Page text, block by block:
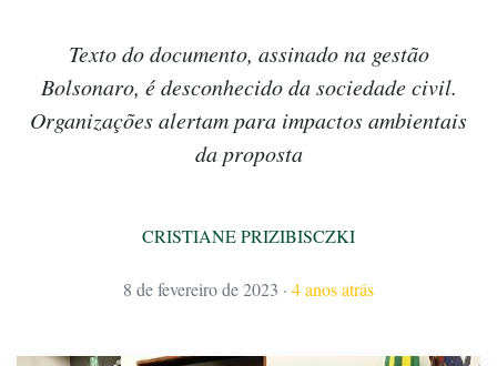
Texto do documento, assinado na gestão
Bolsonaro, é desconhecido da sociedade civil.
Organizações alertam para impactos ambientais
da proposta
CRISTIANE PRIZIBISCZKI
8 de fevereiro de 2023 · 4 anos atrás